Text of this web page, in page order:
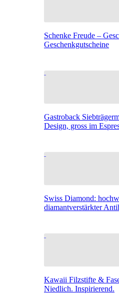
Schenke Freude –
Geschenkgutscheine
Gastroback
Design, gross im
Swiss Diamond:
diamantverstärkter
Kawaii Filzstifte &
Niedlich. Inspirierend.